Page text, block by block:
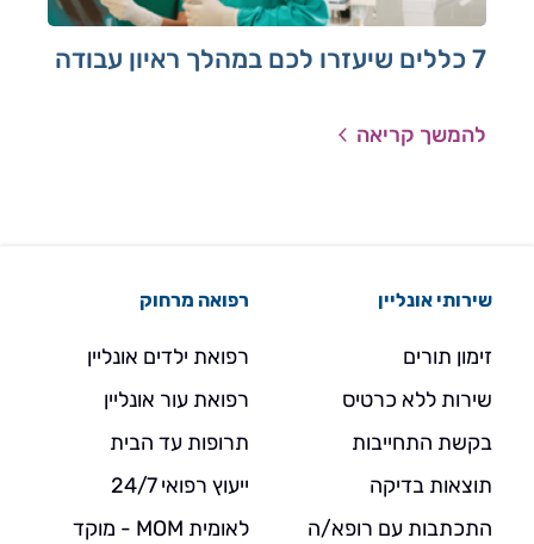
7 כללים שיעזרו לכם במהלך ראיון עבודה
להמשך קריאה
שירותי אונליין
זימון תורים
שירות ללא כרטיס
בקשת התחייבות
תוצאות בדיקה
התכתבות עם רופא/ה
רפואה מרחוק
רפואת ילדים אונליין
רפואת עור אונליין
תרופות עד הבית
ייעוץ רפואי 24/7
לאומית MOM - מוקד